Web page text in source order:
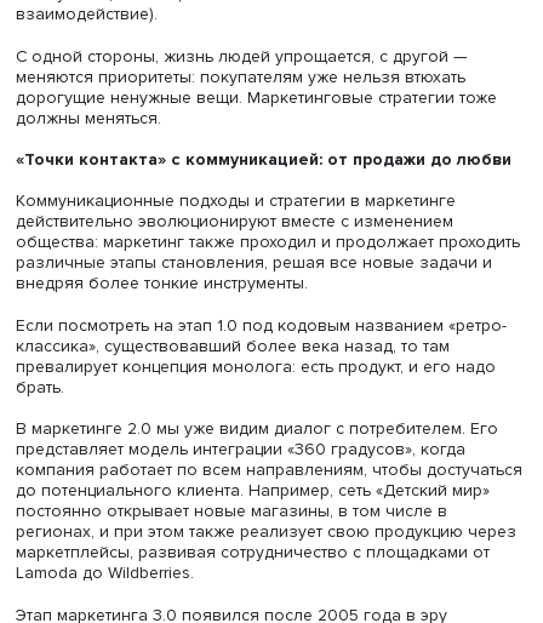
максимизировать прибыль. И не стремятся при этом
формировать латентную модель «берите, потому что у
есть», которая бы подталкивала потребителя к
покупке, сетует Корнеев. Вместо этого используются
выстроенные коммуникации, что приводит к
маркетинговых инструментов.
Сегодня мы живем в парадигме цифрового маркетинга:
появлением интернета и возможности сравнивать цены
качество товаров потребители стали более
информированными и требовательными, это вынуждает
компании улучшать свой сервис и предлагать
более выгодные условия. Даже домашние приборы
связаны с интернетом и могут управляться голосовыми
командами. Игорь Корнеев признается, что у него
голосовой помощник Алиса заведует котельной. Это
коммуникация М2М (Мachine-to-machine —
С одной стороны, жизнь людей упрощается, с другой —
меняются приоритеты: покупателям уже нельзя втюхать
дорогущие ненужные вещи. Маркетинговые стратегии
должны меняться.
«Точки контакта» с коммуникацией: от продажи до